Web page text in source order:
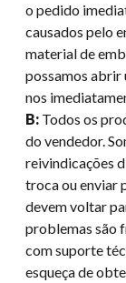
o pedido
causados ​​pelo
material de
possamos abrir
nos
B: Todos os
do vendedor.
reivindicações
troca ou enviar
devem voltar
problemas são
com suporte
esqueça de